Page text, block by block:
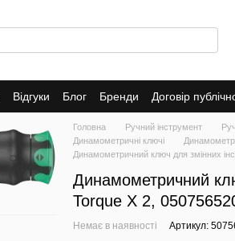
Відгуки Блог Бренди Договір
Головна Ручний інструмент
Динамометричні ключі
Динамометричний ключ для змінних
Динамометричний
Torque X 2,
Немає в наявності Артикул: